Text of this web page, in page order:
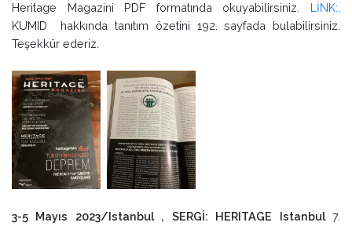
Heritage Magazini PDF formatında okuyabilirsiniz.
LİNK:,
KUMID hakkında tanıtım özetini 192. sayfada bulabilirsiniz.
Teşekkür ederiz.
3-5 Mayıs 2023/Istanbul , SERGİ: HERITAGE Istanbul 7.